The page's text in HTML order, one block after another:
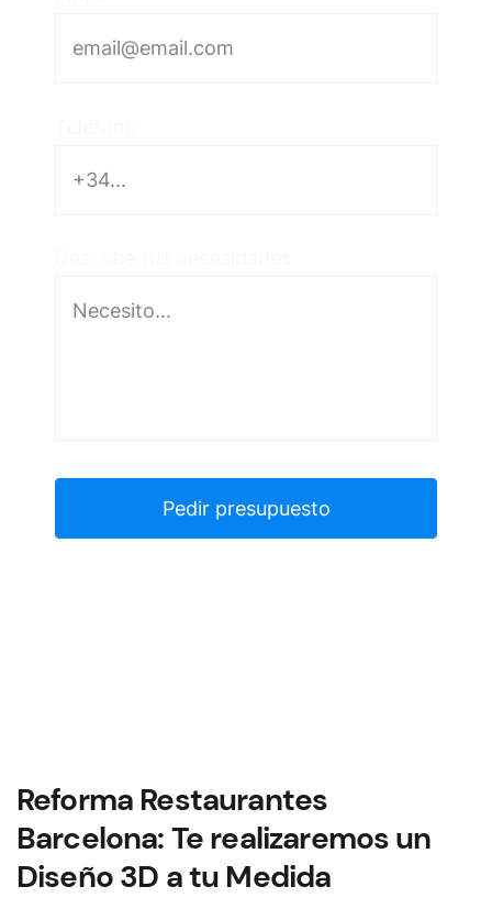
Reforma Restaurantes
Barcelona: Te realizaremos un
Diseño 3D a tu Medida